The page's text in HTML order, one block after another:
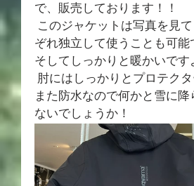
で、販売しております！！
ぞれ独立して使うことも可能
そしてしっかりと暖かいです
肘にはしっかりとプロテク
また防水なので何かと雪に
ないでしょうか！